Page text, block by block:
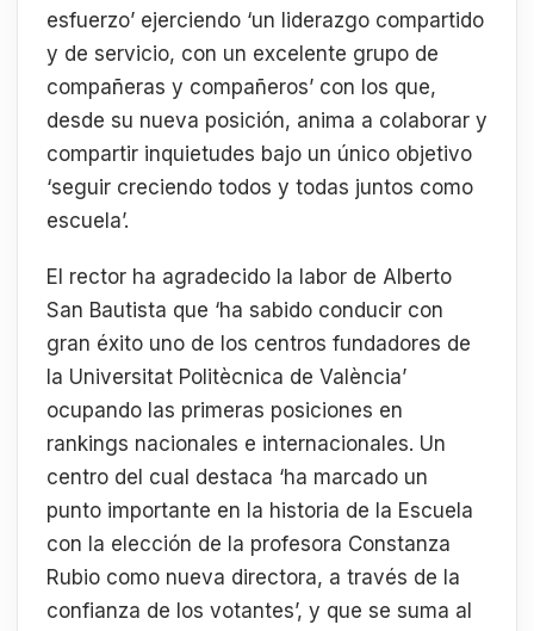
esfuerzo’ ejerciendo ‘un liderazgo compartido
y de servicio, con un excelente grupo de
compañeras y compañeros’ con los que,
desde su nueva posición, anima a colaborar y
compartir inquietudes bajo un único objetivo
‘seguir creciendo todos y todas juntos como
escuela’.
El rector ha agradecido la labor de Alberto
San Bautista que ‘ha sabido conducir con
gran éxito uno de los centros fundadores de
la Universitat Politècnica de València’
ocupando las primeras posiciones en
rankings nacionales e internacionales. Un
centro del cual destaca ‘ha marcado un
punto importante en la historia de la Escuela
con la elección de la profesora Constanza
Rubio como nueva directora, a través de la
confianza de los votantes’, y que se suma al